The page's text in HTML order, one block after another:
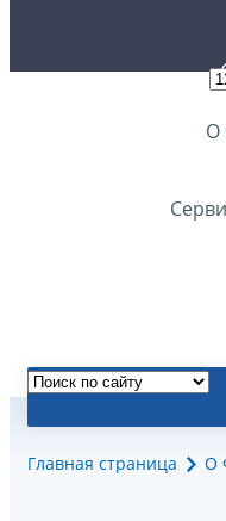
О
Главная страница О